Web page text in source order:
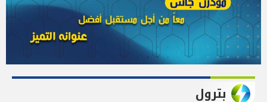
بترول